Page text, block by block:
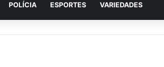
POLÍCIA ESPORTES VARIEDADES